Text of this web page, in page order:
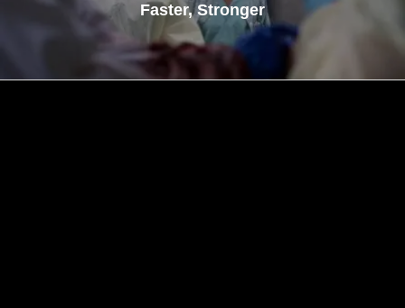
Faster, Stronger